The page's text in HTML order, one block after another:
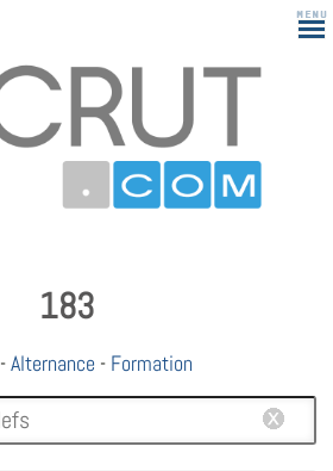
183
-Alternance - Formation